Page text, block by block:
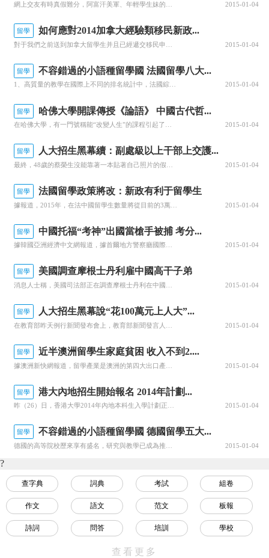
2015-01-04
留學 如何應對2014加拿大經驗類移民新政...
2015-01-04
留學 不容錯過的小語種留學國 法國留學八大...
1、高質量的教學在國際上不同的排名統計中，法國綜合大學（Université）和高等專業學院（Grande Ecole）均名列前茅。2007年《金融時報》（Financial Times）公布的40所優秀的管理類碩士院校中，法國有6所商校躋身十強。2006年《泰晤士報高等教育增刊》（... 2015-01-04
留學 哈佛大學開課傳授《論語》 中國古代哲...
2015-01-04
留學 人大招生黑幕續：副處級以上干部上交護...
2015-01-04
留學 法國留學政策將改：新政有利于留學生
據報道，2015年，在法中國留學生數量將從目前的3萬余人增加到5萬人，“此目標不會改變，法國政府將致力于發展與中國的積極關系。”法國高教署最大分支機構法國高等教育署中國辦事處此前發布數據稱，目前，在法中國留學生人數已達3.5萬人，且以每年1萬至1.2萬的數量遞增。據悉，法國... 2015-01-04
留學 中國托福“考神”出國當槍手被捕 考分...
2015-01-04
留學 美國調查摩根士丹利雇中國高干子弟
2015-01-04
留學 人大招生黑幕說“花100萬元上人大”...
2015-01-04
留學 近半澳洲留學生家庭貧困 收入不到2....
2015-01-04
留學 港大內地招生開始報名 2014年計劃...
2015-01-04
留學 不容錯過的小語種留學國 德國留學五大...
2015-01-04
?
查字典 詞典 考試 組卷
作文 語文 范文 板報
詩詞 問答 培訓 學校
查看更多